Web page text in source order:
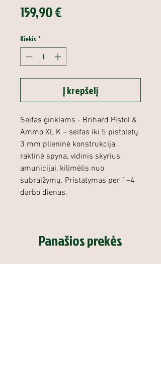
159,90 €Price
Kiekis *
Į krepšelį
Seifas ginklams - Brihard Pistol &
Ammo XL K – seifas iki 5 pistoletų.
3 mm plieninė konstrukcija,
raktinė spyna, vidinis skyrius
amunicijai, kilimėlis nuo
subraižymų. Pristatymas per 1–4
darbo dienas.
Panašios prekės